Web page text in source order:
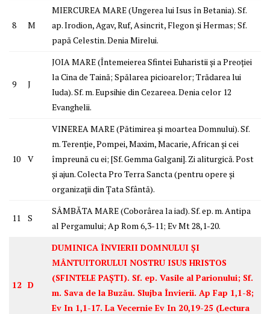
8 M
MIERCUREA MARE (Ungerea lui Isus în Betania). Sf.
ap. Irodion, Agav, Ruf, Asincrit, Flegon și Hermas; Sf.
papă Celestin. Denia Mirelui.
9 J
JOIA MARE (Întemeierea Sfintei Euharistii și a Preoției
la Cina de Taină; Spălarea picioarelor; Trădarea lui
Iuda). Sf. m. Eupsihie din Cezareea. Denia celor 12
Evanghelii.
10 V
VINEREA MARE (Pătimirea și moartea Domnului). Sf.
m. Terenție, Pompei, Maxim, Macarie, African și cei
împreună cu ei; [Sf. Gemma Galgani]. Zi aliturgică. Post
și ajun. Colecta Pro Terra Sancta (pentru opere și
organizații din Țata Sfântă).
11 S
SÂMBĂTA MARE (Coborârea la iad). Sf. ep. m. Antipa
al Pergamului; Ap Rom 6,3-11; Ev Mt 28,1-20.
12 D
DUMINICA ÎNVIERII DOMNULUI ȘI
MÂNTUITORULUI NOSTRU ISUS HRISTOS
(SFINTELE PAȘTI). Sf. ep. Vasile al Parionului; Sf.
m. Sava de la Buzău. Slujba Învierii. Ap Fap 1,1-8;
Ev In 1,1-17. La Vecernie Ev In 20,19-25 (Lectura